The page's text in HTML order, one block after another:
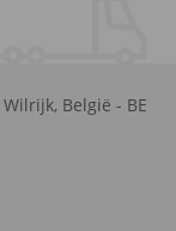
Wilrijk, België - BE